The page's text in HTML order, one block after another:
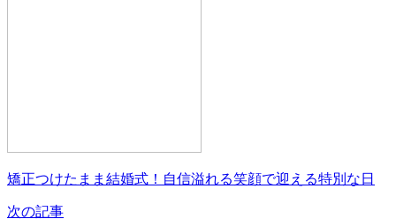
矯正つけたまま結婚式！自信溢れる笑顔で迎える特別な日
次の記事